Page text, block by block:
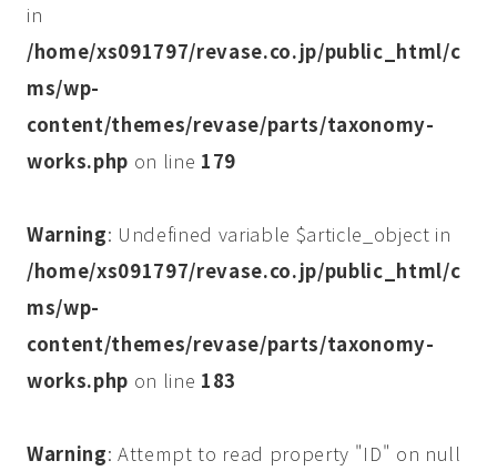
in
/home/xs091797/revase.co.jp/public_html/c
ms/wp-
content/themes/revase/parts/taxonomy-
works.php on line 179
Warning: Undefined variable $article_object in
/home/xs091797/revase.co.jp/public_html/c
ms/wp-
content/themes/revase/parts/taxonomy-
works.php on line 183
Warning: Attempt to read property "ID" on null